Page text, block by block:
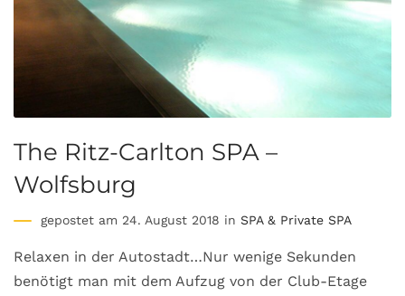
The Ritz-Carlton SPA –
Wolfsburg
gepostet am 24. August 2018 in SPA & Private SPA
Relaxen in der Autostadt…Nur wenige Sekunden
benötigt man mit dem Aufzug von der Club-Etage